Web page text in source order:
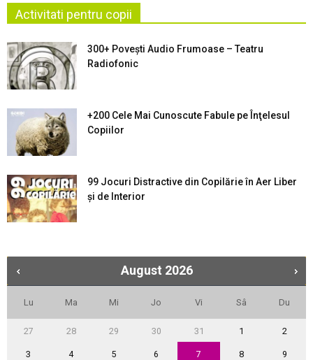
Activitati pentru copii
300+ Povești Audio Frumoase – Teatru
Radiofonic
+200 Cele Mai Cunoscute Fabule pe Înţelesul
Copiilor
99 Jocuri Distractive din Copilărie în Aer Liber
şi de Interior
August 2026
Lu Ma Mi Jo Vi Sâ Du
27 28 29 30 31 1 2
3 4 5 6 7 8 9